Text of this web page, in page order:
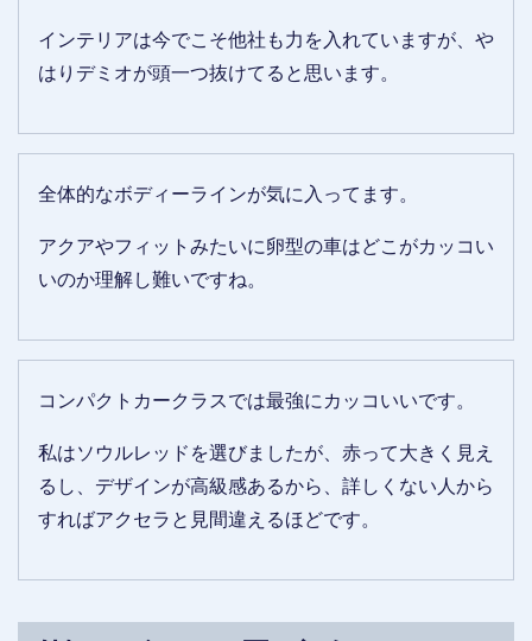
インテリアは今でこそ他社も力を入れていますが、や
はりデミオが頭一つ抜けてると思います。
全体的なボディーラインが気に入ってます。
アクアやフィットみたいに卵型の車はどこがカッコい
いのか理解し難いですね。
コンパクトカークラスでは最強にカッコいいです。
私はソウルレッドを選びましたが、赤って大きく見え
るし、デザインが高級感あるから、詳しくない人から
すればアクセラと見間違えるほどです。